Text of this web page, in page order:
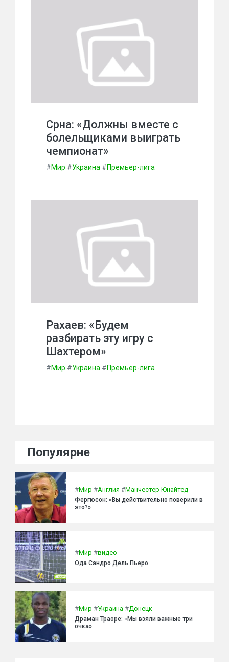
Срна: «Должны вместе с
болельщиками выиграть
чемпионат»
#Мир #Украина #Премьер-лига
Рахаев: «Будем
разбирать эту игру с
Шахтером»
#Мир #Украина #Премьер-лига
Популярне
#Мир #Англия #Манчестер Юнайтед
Фергюсон: «Вы действительно поверили в
это?»
#Мир #видео
Ода Сандро Дель Пьеро
#Мир #Украина #Донецк
Драман Траоре: «Мы взяли важные три
очка»